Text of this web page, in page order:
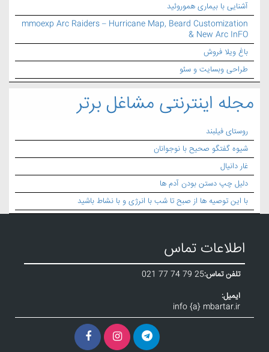
آشنایی با بیماری هموروئید
mmoexp Arc Raiders – Hurricane Map, Beard Customization
& New Arc InFO
باغ ویلا فروش
طراحی وبسایت و سئو
مجله اینترنتی مشاغل برتر
روستای فیلبند
شیوه گفتگو صحیح با نوجوانان
غار دانیال
دلیل چپ دستن بودن آدم ها
با این توصیه ها از صبح تا شب با انرژی و با نشاط باشید
اطلاعات تماس
تلفن تماس:021 77 74 79 25
ایمیل:
info {a} mbartar.ir